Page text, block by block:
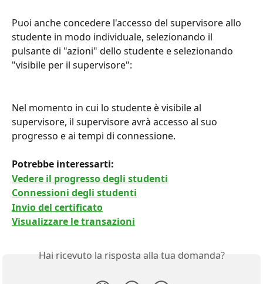
Puoi anche concedere l'accesso del supervisore allo
studente in modo individuale, selezionando il
pulsante di "azioni" dello studente e selezionando
"visibile per il supervisore":
Nel momento in cui lo studente è visibile al
supervisore, il supervisore avrà accesso al suo
progresso e ai tempi di connessione.
Potrebbe interessarti:
Vedere il progresso degli studenti
Connessioni degli studenti
Invio del certificato
Visualizzare le transazioni
Hai ricevuto la risposta alla tua domanda?